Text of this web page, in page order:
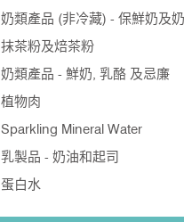
奶類產品 (非冷藏) - 保鮮奶及
抹茶粉及焙茶粉
奶類產品 - 鮮奶, 乳酪 及忌廉
植物肉
Sparkling Mineral Water
乳製品 - 奶油和起司
蛋白水